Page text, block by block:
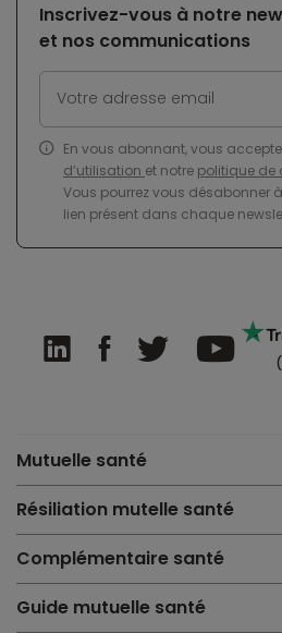
Inscrivez-vous à notre
et nos communications
En vous abonnant, vous
d’utilisation et notre politique de
Vous pourrez vous désabonner
lien présent dans chaque
Mutuelle santé
Résiliation mutelle santé
Complémentaire santé
Guide mutuelle santé